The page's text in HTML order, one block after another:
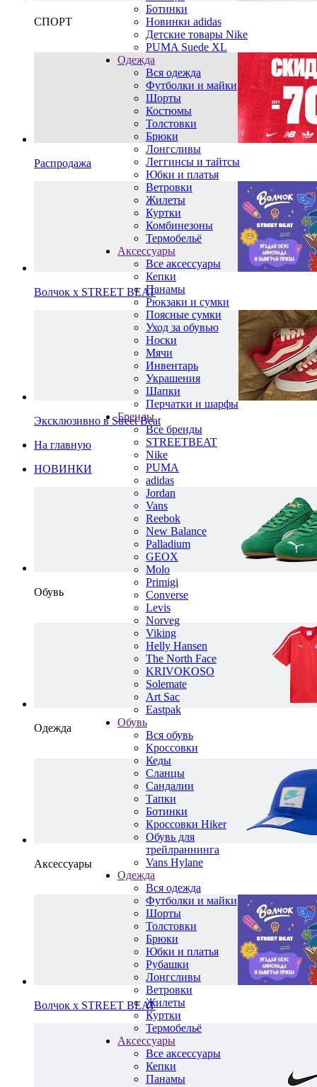
Ботинки
Новинки adidas
Детские товары Nike
PUMA Suede XL
Одежда
Вся одежда
Футболки и майки
Шорты
Костюмы
Толстовки
Брюки
Лонгсливы
Леггинсы и тайтсы
Юбки и платья
Ветровки
Жилеты
Куртки
Комбинезоны
Термобельё
Аксессуары
Все аксессуары
Кепки
Панамы
Рюкзаки и сумки
Поясные сумки
Уход за обувью
Носки
Мячи
Инвентарь
Украшения
Шапки
Перчатки и шарфы
Бренды
Все бренды
STREETBEAT
Nike
PUMA
adidas
Jordan
Vans
Reebok
New Balance
Palladium
GEOX
Molo
Primigi
Converse
Levis
Norveg
Viking
Helly Hansen
The North Face
KRIVOKOSO
Solemate
Art Sac
Eastpak
Обувь
Вся обувь
Кроссовки
Кеды
Сланцы
Сандалии
Тапки
Ботинки
Кроссовки Hiker
Обувь для
трейлраннинга
Vans Hylane
Одежда
Вся одежда
Футболки и майки
Шорты
Толстовки
Брюки
Юбки и платья
Рубашки
Лонгсливы
Ветровки
Жилеты
Куртки
Термобельё
Аксессуары
Все аксессуары
Кепки
Панамы
СПОРТ
Распродажа
Волчок х STREET BEAT
Эксклюзивно в Street Beat
На главную
НОВИНКИ
Обувь
Одежда
Аксессуары
Волчок х STREET BEAT